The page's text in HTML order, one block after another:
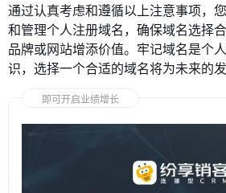
通过认真考虑和遵循以上注意事项，
和管理个人注册域名，确保域名选择
品牌或网站增添价值。牢记域名是个
识，选择一个合适的域名将为未来的
即可开启业绩增长